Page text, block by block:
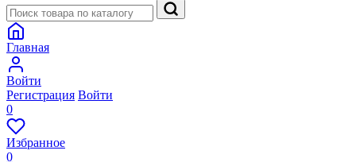
Главная
Войти
Регистрация Войти
0
Избранное
0